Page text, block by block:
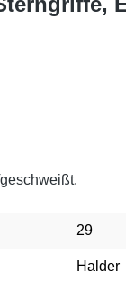
29
Halder